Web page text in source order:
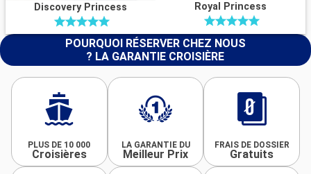
Discovery Princess Royal Princess
POURQUOI RÉSERVER CHEZ NOUS
? LA GARANTIE CROISIÈRE
PLUS DE 10 000
Croisières
LA GARANTIE DU
Meilleur Prix
FRAIS DE DOSSIER
Gratuits